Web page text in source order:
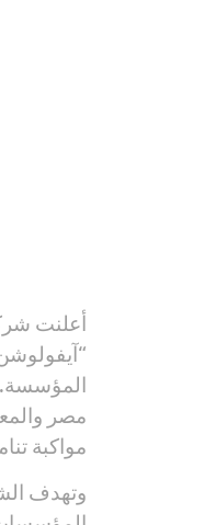
مصر
مواكبة
وتهدف